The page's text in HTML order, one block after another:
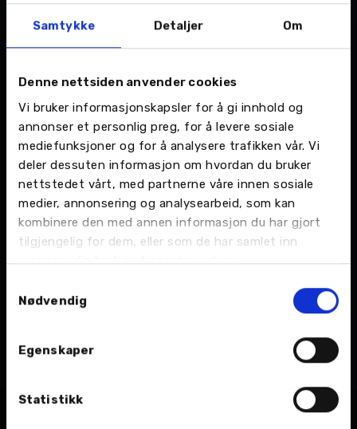
Samtykke Detaljer Om
Denne nettsiden anvender cookies
Vi bruker informasjonskapsler for å gi innhold og
annonser et personlig preg, for å levere sosiale
mediefunksjoner og for å analysere trafikken vår. Vi
deler dessuten informasjon om hvordan du bruker
nettstedet vårt, med partnerne våre innen sosiale
medier, annonsering og analysearbeid, som kan
kombinere den med annen informasjon du har gjort
tilgjengelig for dem, eller som de har samlet inn
gjennom din bruk av tjenestene deres.
Nødvendig
Egenskaper
Statistikk
hvor vi tar godt vare på dekkene dine til de skal
brukes igjen.
Helt til slutt er det viktig å nevne viktigheten av
å etterstramme dekkene dine. Enten du velger å
bytte dekk selv, eller får hjelp av en forhandler,
bør mutterne alltid strammes etter første
kjøretur. Ikke bare bedrer det balansen på
dekkene dine, det forhindrer også feil som i
verste fall kan gjøre at dekkene dine faller av.
Tags